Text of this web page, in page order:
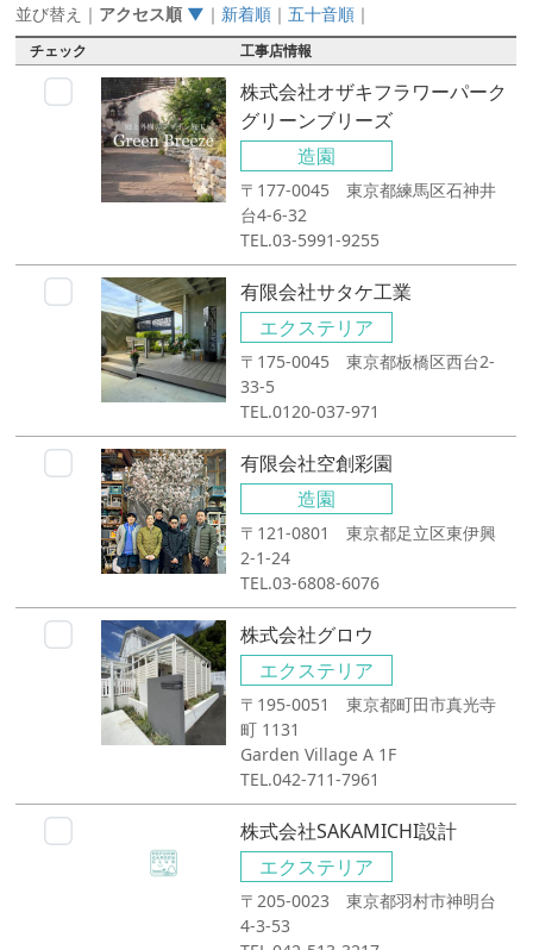
並び替え ｜ アクセス順 ▼ ｜ 新着順 ｜五十音順 ｜
チェック 工事店情報
株式会社オザキフラワーパーク
グリーンブリーズ
造園
〒177-0045 東京都練馬区石神井
台4-6-32
TEL.03-5991-9255
有限会社サタケ工業
エクステリア
〒175-0045 東京都板橋区西台2-
33-5
TEL.0120-037-971
有限会社空創彩園
造園
〒121-0801 東京都足立区東伊興
2-1-24
TEL.03-6808-6076
株式会社グロウ
エクステリア
〒195-0051 東京都町田市真光寺
町 1131
Garden Village A 1F
TEL.042-711-7961
株式会社SAKAMICHI設計
エクステリア
〒205-0023 東京都羽村市神明台
4-3-53